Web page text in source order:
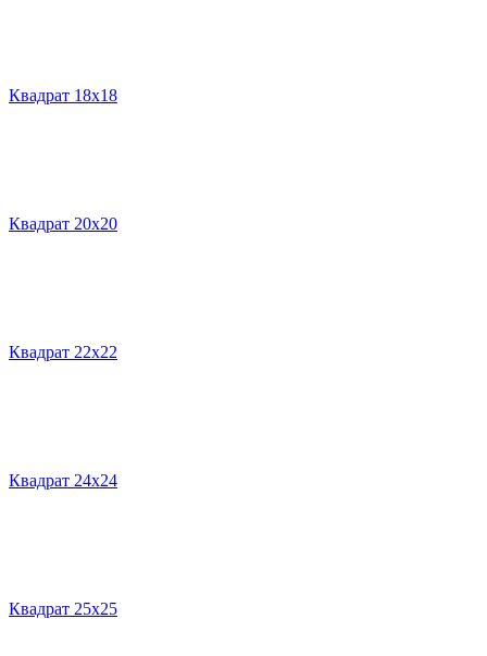
Квадрат 18х18
Квадрат 20х20
Квадрат 22х22
Квадрат 24х24
Квадрат 25х25